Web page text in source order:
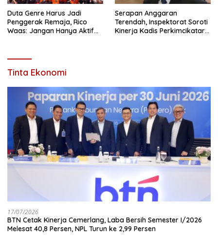
Duta Genre Harus Jadi
Penggerak Remaja, Rico
Waas: Jangan Hanya Aktif
Serapan Anggaran
Terendah, Inspektorat Soroti
Kinerja Kadis Perkimcikataru
Tinta Ekonomi
17/07/2026
BTN Cetak Kinerja Cemerlang, Laba Bersih Semester I/2026
Melesat 40,8 Persen, NPL Turun ke 2,99 Persen